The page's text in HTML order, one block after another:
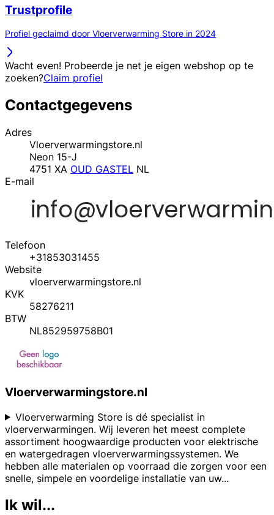
Trustprofile
Profiel geclaimd door Vloerverwarming Store in 2024
Wacht even! Probeerde je net je eigen webshop op te
zoeken?Claim profiel
Contactgegevens
Adres
Vloerverwarmingstore.nl
Neon 15-J
4751 XA OUD GASTEL NL
E-mail
Telefoon
+31853031455
Website
vloerverwarmingstore.nl
KVK
58276211
BTW
NL852959758B01
Vloerverwarmingstore.nl
Vloerverwarming Store is dé specialist in
vloerverwarmingen. Wij leveren het meest complete
assortiment hoogwaardige producten voor elektrische
en watergedragen vloerverwarmingssystemen. We
hebben alle materialen op voorraad die zorgen voor een
snelle, simpele en voordelige installatie van uw...
Ik wil...